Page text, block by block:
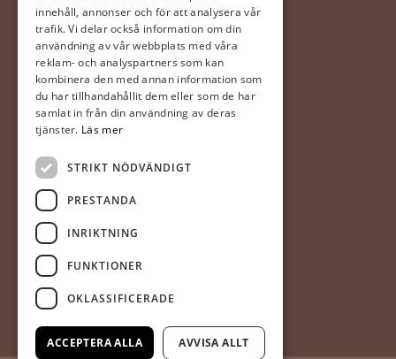
Mån-fre 10:00 – 20:00
Lördag 10:00 – 18:00
Söndag 10:00 – 18:00
Halmstad
(Hallarna)
Gerdas Te & Kaffehandel
Prästvägen 1
302 63 Halmstad
035-20 20 340
mia@gerdaste.se
Mån-fre 10:00 – 20:00
Lör – sön 10:00 – 18:00
innehåll, annonser och för att analysera vår
trafik. Vi delar också information om din
användning av vår webbplats med våra
reklam- och analyspartners som kan
kombinera den med annan information som
du har tillhandahållit dem eller som de har
samlat in från din användning av deras
tjänster. Läs mer
STRIKT NÖDVÄNDIGT
PRESTANDA
INRIKTNING
FUNKTIONER
OKLASSIFICERADE
ACCEPTERA ALLA AVVISA ALLT